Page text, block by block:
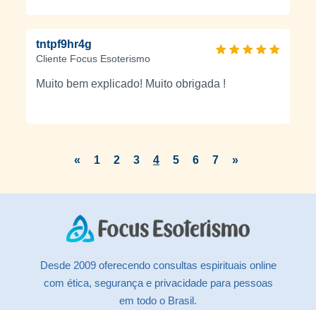
tntpf9hr4g
Cliente Focus Esoterismo
Muito bem explicado! Muito obrigada !
« 1 2 3 4 5 6 7 »
Desde 2009 oferecendo consultas espirituais online
com ética, segurança e privacidade para pessoas
em todo o Brasil.